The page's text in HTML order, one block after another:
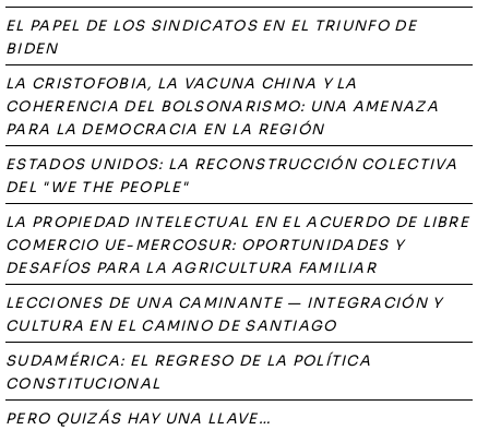
EL PAPEL DE LOS SINDICATOS EN EL TRIUNFO DE
BIDEN
LA CRISTOFOBIA, LA VACUNA CHINA Y LA
COHERENCIA DEL BOLSONARISMO: UNA AMENAZA
PARA LA DEMOCRACIA EN LA REGIÓN
ESTADOS UNIDOS: LA RECONSTRUCCIÓN COLECTIVA
DEL "WE THE PEOPLE"
LA PROPIEDAD INTELECTUAL EN EL ACUERDO DE LIBRE
COMERCIO UE-MERCOSUR: OPORTUNIDADES Y
DESAFÍOS PARA LA AGRICULTURA FAMILIAR
LECCIONES DE UNA CAMINANTE — INTEGRACIÓN Y
CULTURA EN EL CAMINO DE SANTIAGO
SUDAMÉRICA: EL REGRESO DE LA POLÍTICA
CONSTITUCIONAL
PERO QUIZÁS HAY UNA LLAVE…